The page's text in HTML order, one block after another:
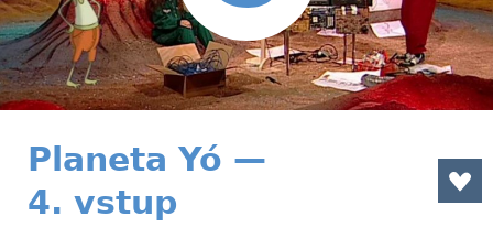
Planeta Yó —
4. vstup